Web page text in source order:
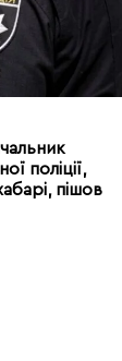
поліції,
пішов